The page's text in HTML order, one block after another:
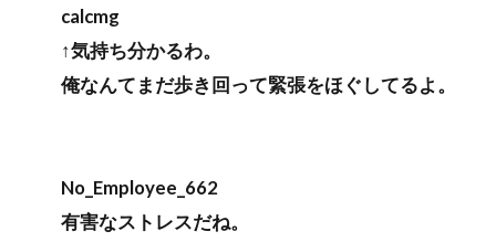
calcmg
↑気持ち分かるわ。
俺なんてまだ歩き回って緊張をほぐしてるよ。
No_Employee_662
有害なストレスだね。